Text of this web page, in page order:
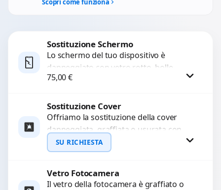
Scopri come funziona
Sostituzione Schermo
Lo schermo del tuo dispositivo è
danneggiato con vetro rotto, bolle,
macchie, schermo nero o pixel morti?
75,00€
Procedi
Sostituzione Cover
Offriamo la sostituzione della cover
danneggiata, graffiata o usurata con
ricambi di alta qualità e garantiti.
Ripristiniamo l’aspetto estetico e...
SU RICHIESTA
Richiedi Preventivo
Vetro Fotocamera
Il vetro della fotocamera è graffiato o